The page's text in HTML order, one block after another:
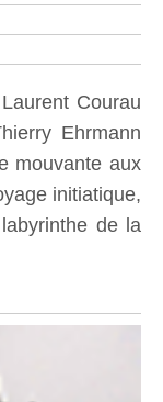
Courau
Ehrmann
mouvante aux
initiatique,
de la